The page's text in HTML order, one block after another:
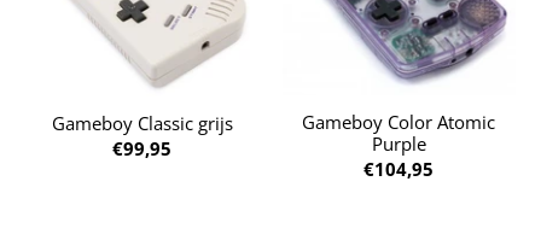
Gameboy Classic grijs
€99,95
Gameboy Color Atomic
Purple
€104,95